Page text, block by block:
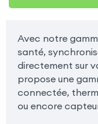
Avec notre
santé,
directement sur
propose une
connectée,
ou encore